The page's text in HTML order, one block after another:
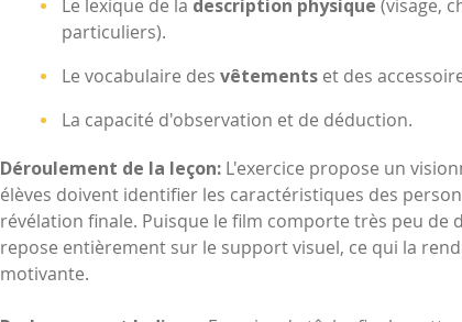
Le lexique de la description physique (visage,
particuliers).
Le vocabulaire desvêtements et des
La capacité d'observation et de déduction.
Déroulement de la leçon: L'exercice propose un
élèves doivent identifier les caractéristiques des
révélation finale. Puisque le film comporte très peu de
repose entièrement sur le support visuel, ce qui la
motivante.